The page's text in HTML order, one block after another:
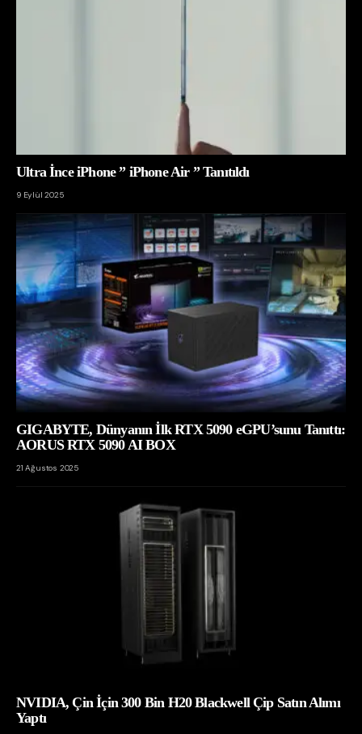
Ultra İnce iPhone ” iPhone Air ” Tanıtıldı
9 Eylül 2025
GIGABYTE, Dünyanın İlk RTX 5090 eGPU’sunu Tanıttı:
AORUS RTX 5090 AI BOX
21 Ağustos 2025
NVIDIA, Çin İçin 300 Bin H20 Blackwell Çip Satın Alımı
Yaptı